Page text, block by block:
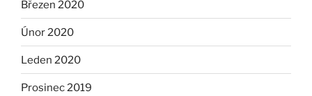
Březen 2020
Únor 2020
Leden 2020
Prosinec 2019